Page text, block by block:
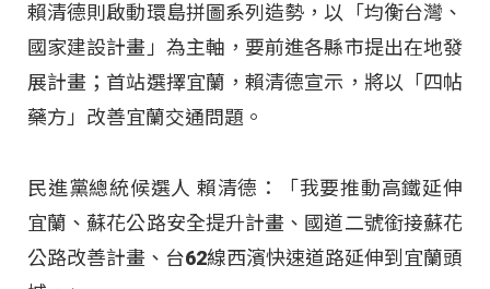
賴清德則啟動環島拼圖系列造勢，以「均衡台灣、
國家建設計畫」為主軸，要前進各縣市提出在地發
展計畫；首站選擇宜蘭，賴清德宣示，將以「四帖
藥方」改善宜蘭交通問題。
民進黨總統候選人 賴清德：「我要推動高鐵延伸
宜蘭、蘇花公路安全提升計畫、國道二號銜接蘇花
公路改善計畫、台62線西濱快速道路延伸到宜蘭頭